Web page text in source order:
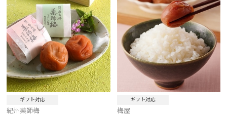
ギフト対応
紀州薬師梅
ギフト対応
梅屋